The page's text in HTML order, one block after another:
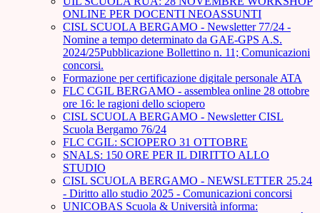
ONLINE PER DOCENTI NEOASSUNTI
CISL SCUOLA BERGAMO - Newsletter 77/24 -
Nomine a tempo determinato da GAE-GPS A.S.
2024/25Pubblicazione Bollettino n. 11; Comunicazioni
concorsi.
Formazione per certificazione digitale personale ATA
FLC CGIL BERGAMO - assemblea online 28 ottobre
ore 16: le ragioni dello sciopero
CISL SCUOLA BERGAMO - Newsletter CISL
Scuola Bergamo 76/24
FLC CGIL: SCIOPERO 31 OTTOBRE
SNALS: 150 ORE PER IL DIRITTO ALLO
STUDIO
CISL SCUOLA BERGAMO - NEWSLETTER 25.24
- Diritto allo studio 2025 - Comunicazioni concorsi
UNICOBAS Scuola & Università informa: